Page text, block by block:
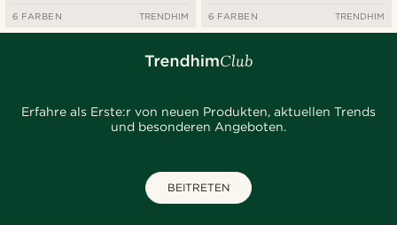
6 FARBEN TRENDHIM 6 FARBEN TRENDHIM
Erfahre als Erste:r von neuen Produkten, aktuellen Trends
und besonderen Angeboten.
BEITRETEN